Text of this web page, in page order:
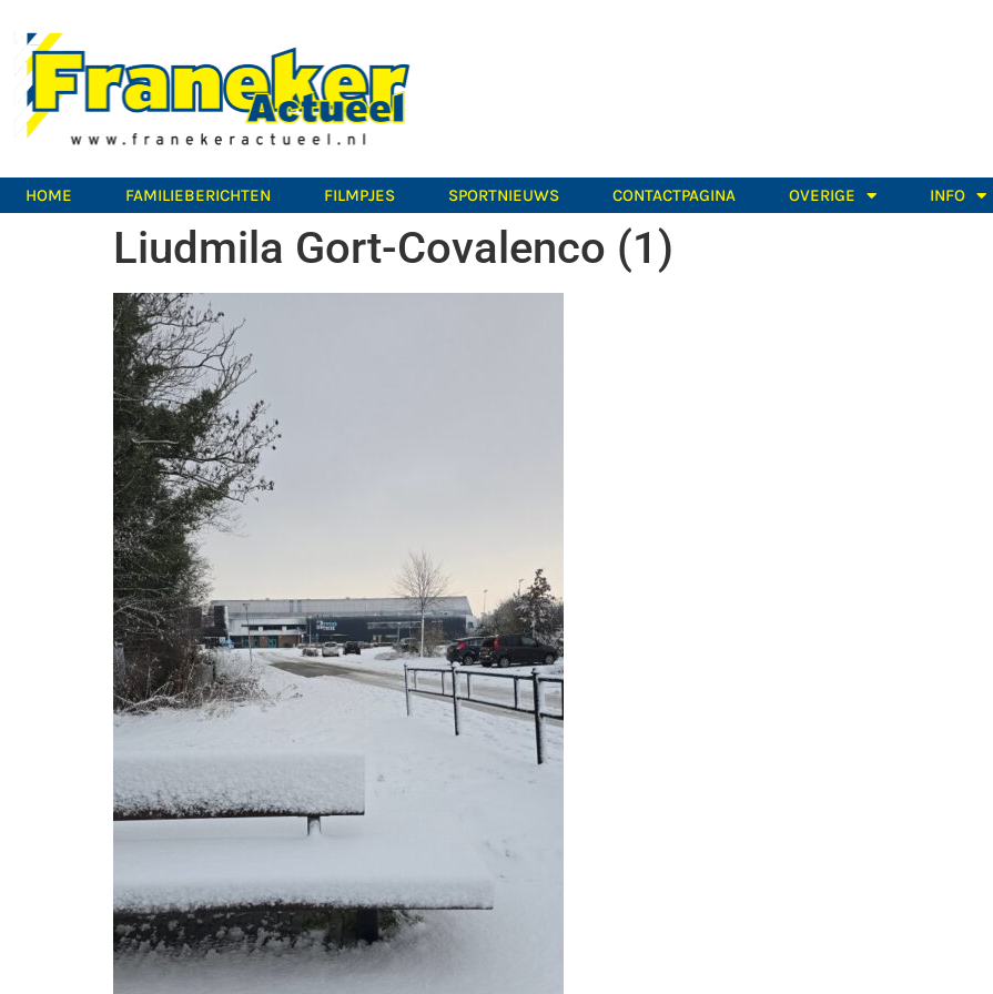
HOME FAMILIEBERICHTEN FILMPJES SPORTNIEUWS CONTACTPAGINA OVERIGE INFO
Liudmila Gort-Covalenco (1)